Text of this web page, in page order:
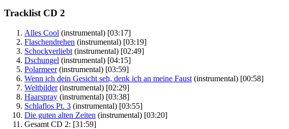
Tracklist CD 2
Alles Cool (instrumental) [03:17]
Flaschendrehen (instrumental) [03:19]
Schockverliebt (instrumental) [02:49]
Dschungel (instrumental) [04:15]
Polarmeer (instrumental) [03:59]
Wenn ich dein Gesicht seh, denk ich an meine Faust (instrumental) [00:58]
Weltbilder (instrumental) [02:29]
Haarspray (instrumental) [03:38]
Schlaflos Pt. 3 (instrumental) [03:55]
Die guten alten Zeiten (instrumental) [03:20]
Gesamt CD 2: [31:59]